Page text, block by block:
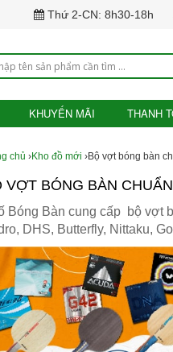
Thứ 2-CN: 8h30-18h
KHUYẾN MÃI THANH
chủ ›Kho đồ mới ›Bộ vợt bóng bàn
VỢT BÓNG BÀN CHUẨN
Bóng Bàn cung cấp bộ vợt
DHS, Butterfly, Nittaku,